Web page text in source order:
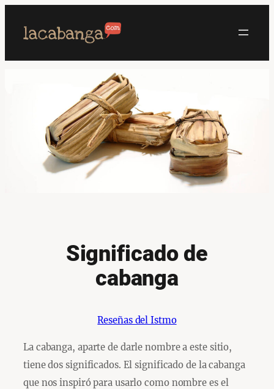
Significado de
cabanga
Reseñas del Istmo
La cabanga, aparte de darle nombre a este sitio,
tiene dos significados. El significado de la cabanga
que nos inspiró para usarlo como nombre es el